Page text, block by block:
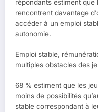
répondants estiment
rencontrent davantage
accéder à un emploi
autonomie.
Emploi stable,
multiples obstacles des
68 % estiment que les
moins de possibilités
stable correspondant à